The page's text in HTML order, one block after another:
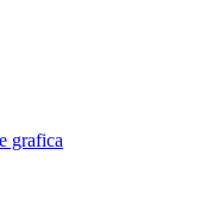
grafica